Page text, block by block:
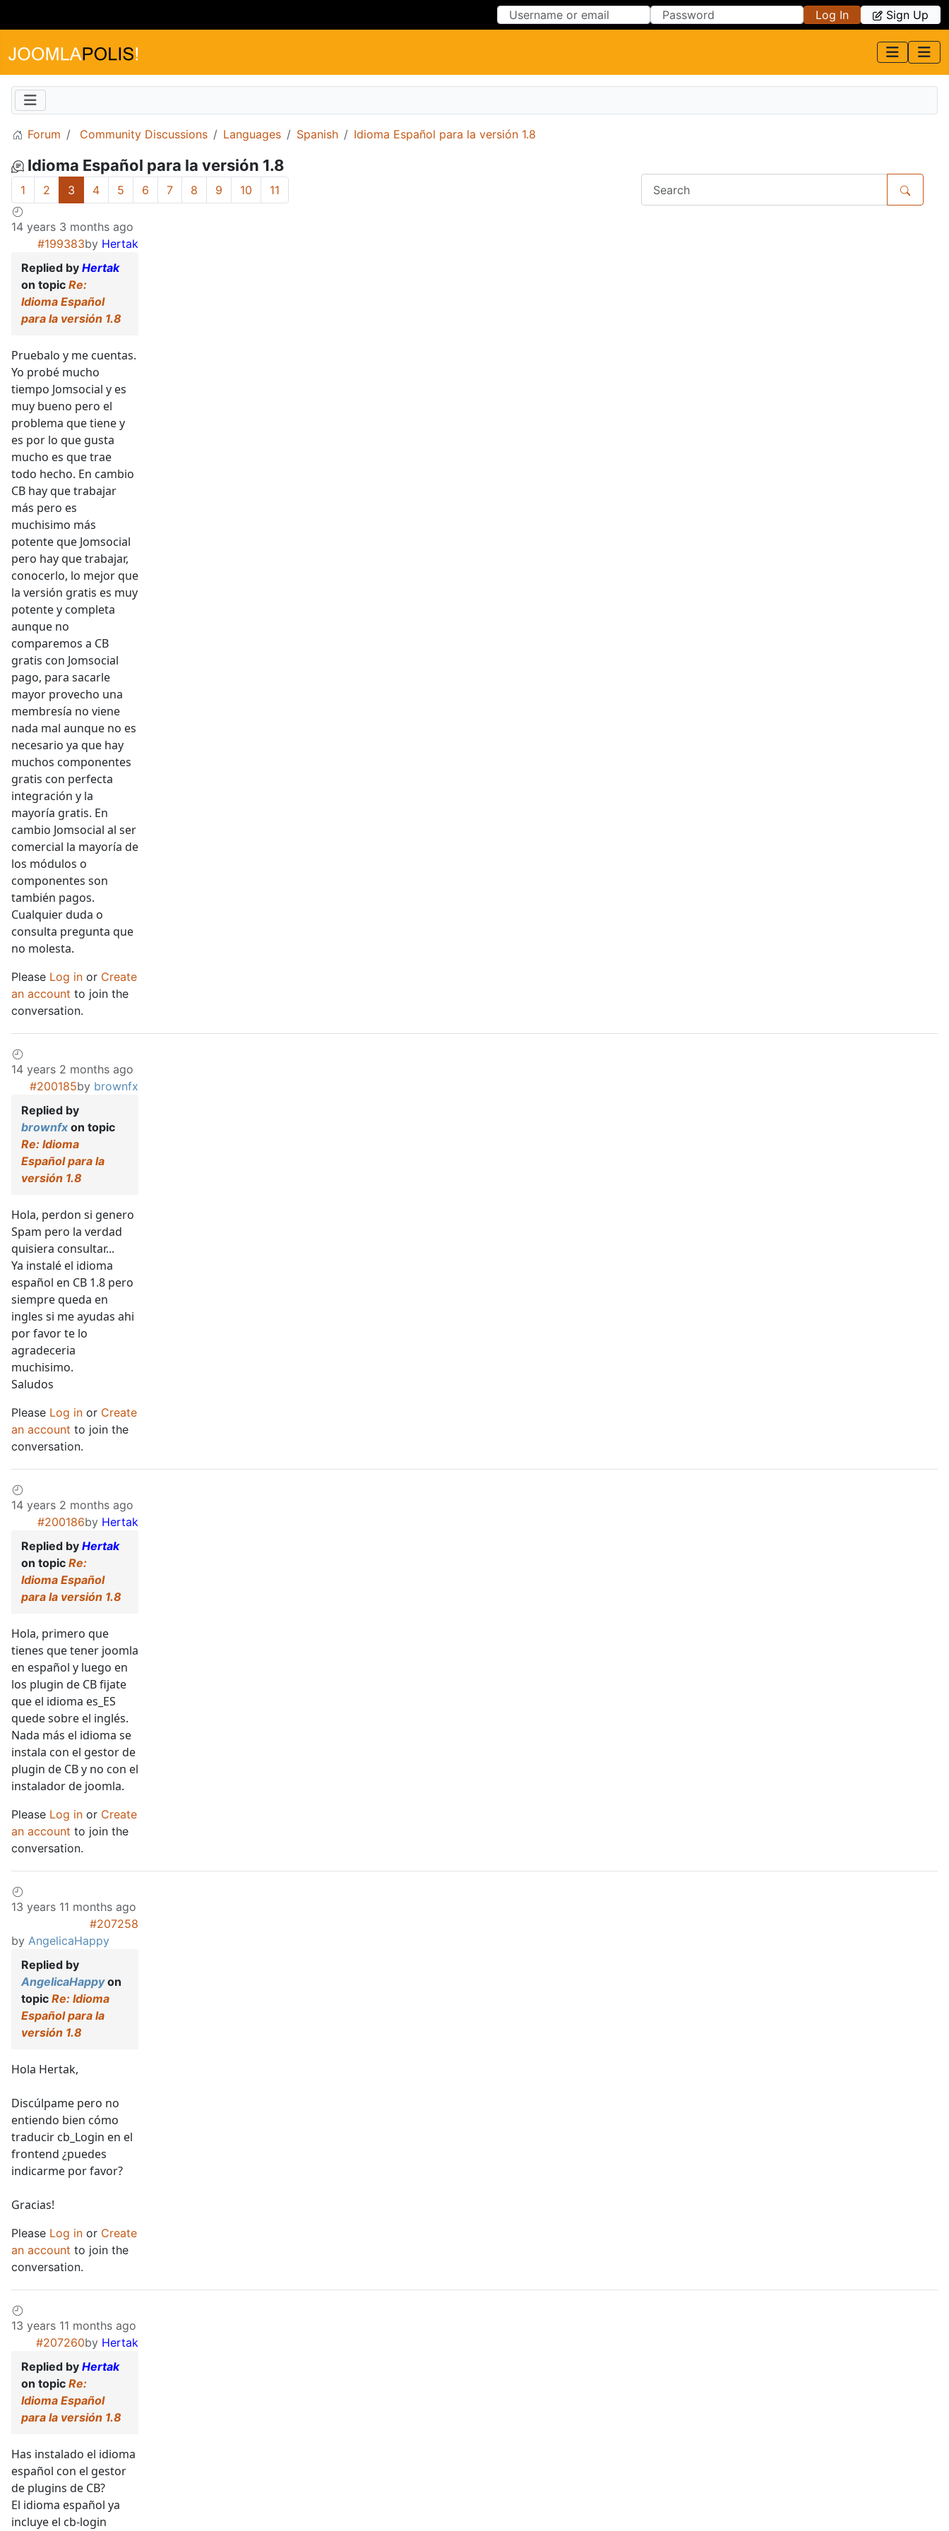
Log In Sign Up
Forum Community Discussions Languages Spanish Idioma Español para la versión 1.8
Idioma Español para la versión 1.8
1 2 3 4 5 6 7 8 9 10 11
14 years 3 months ago
#199383by Hertak
Replied by Hertak
on topic Re:
Idioma Español
para la versión 1.8
Pruebalo y me cuentas.
Yo probé mucho
tiempo Jomsocial y es
muy bueno pero el
problema que tiene y
es por lo que gusta
mucho es que trae
todo hecho. En cambio
CB hay que trabajar
más pero es
muchisimo más
potente que Jomsocial
pero hay que trabajar,
conocerlo, lo mejor que
la versión gratis es muy
potente y completa
aunque no
comparemos a CB
gratis con Jomsocial
pago, para sacarle
mayor provecho una
membresía no viene
nada mal aunque no es
necesario ya que hay
muchos componentes
gratis con perfecta
integración y la
mayoría gratis. En
cambio Jomsocial al ser
comercial la mayoría de
los módulos o
componentes son
también pagos.
Cualquier duda o
consulta pregunta que
no molesta.
Please Log in or Create
an account to join the
conversation.
14 years 2 months ago
#200185by brownfx
Replied by
brownfx on topic
Re: Idioma
Español para la
versión 1.8
Hola, perdon si genero
Spam pero la verdad
quisiera consultar...
Ya instalé el idioma
español en CB 1.8 pero
siempre queda en
ingles si me ayudas ahi
por favor te lo
agradeceria
muchisimo.
Saludos
Please Log in or Create
an account to join the
conversation.
14 years 2 months ago
#200186by Hertak
Replied by Hertak
on topic Re:
Idioma Español
para la versión 1.8
Hola, primero que
tienes que tener joomla
en español y luego en
los plugin de CB fijate
que el idioma es_ES
quede sobre el inglés.
Nada más el idioma se
instala con el gestor de
plugin de CB y no con el
instalador de joomla.
Please Log in or Create
an account to join the
conversation.
13 years 11 months ago
#207258
by AngelicaHappy
Replied by
AngelicaHappyon
topic Re: Idioma
Español para la
versión 1.8
Hola Hertak,
Discúlpame pero no
entiendo bien cómo
traducir cb_Login en el
frontend ¿puedes
indicarme por favor?
Gracias!
Please Log in or Create
an account to join the
conversation.
13 years 11 months ago
#207260by Hertak
Replied by Hertak
on topic Re:
Idioma Español
para la versión 1.8
Has instalado el idioma
español con el gestor
de plugins de CB?
El idioma español ya
incluye el cb-login